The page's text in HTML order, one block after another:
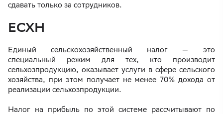
сдавать только за сотрудников.
ЕСХН
Единый сельскохозяйственный налог — это
специальный режим для тех, кто производит
сельхозпродукцию, оказывает услуги в сфере сельского
хозяйства, при этом получает не менее 70% дохода от
реализации сельхозпродукции.
Налог на прибыль по этой системе рассчитывают по